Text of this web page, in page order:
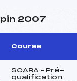
2007
Course
SCARA – Pré-
qualification